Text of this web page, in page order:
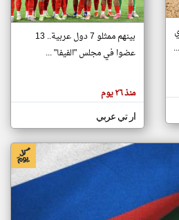
تغيير الدولة
اخبار جزر القمر على مدار الساعة
أهم اخبار جزر القمر العاجلة والمباشرة
بينهم ممثلو 7 دول عربية.. 13
عضوا في مجلس "الفيفا" ...
منذ ٢٦ يوم
ار تي عربي
klyoum.com